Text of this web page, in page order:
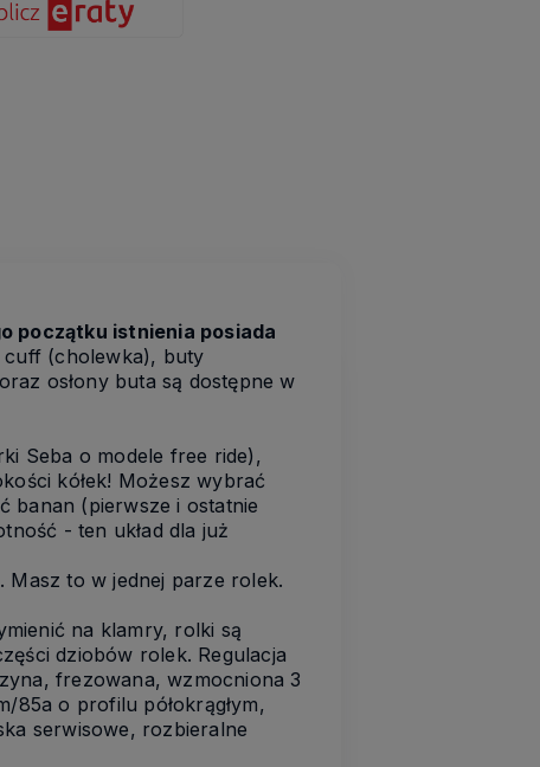
początku istnienia posiada
cuff (cholewka), buty
osłony buta są dostępne w
Seba o modele free ride),
kółek! Możesz wybrać
banan (pierwsze i ostatnie
- ten układ dla już
to w jednej parze rolek.
na klamry, rolki są
dziobów rolek. Regulacja
frezowana, wzmocniona 3
85a o profilu półokrągłym,
serwisowe, rozbieralne